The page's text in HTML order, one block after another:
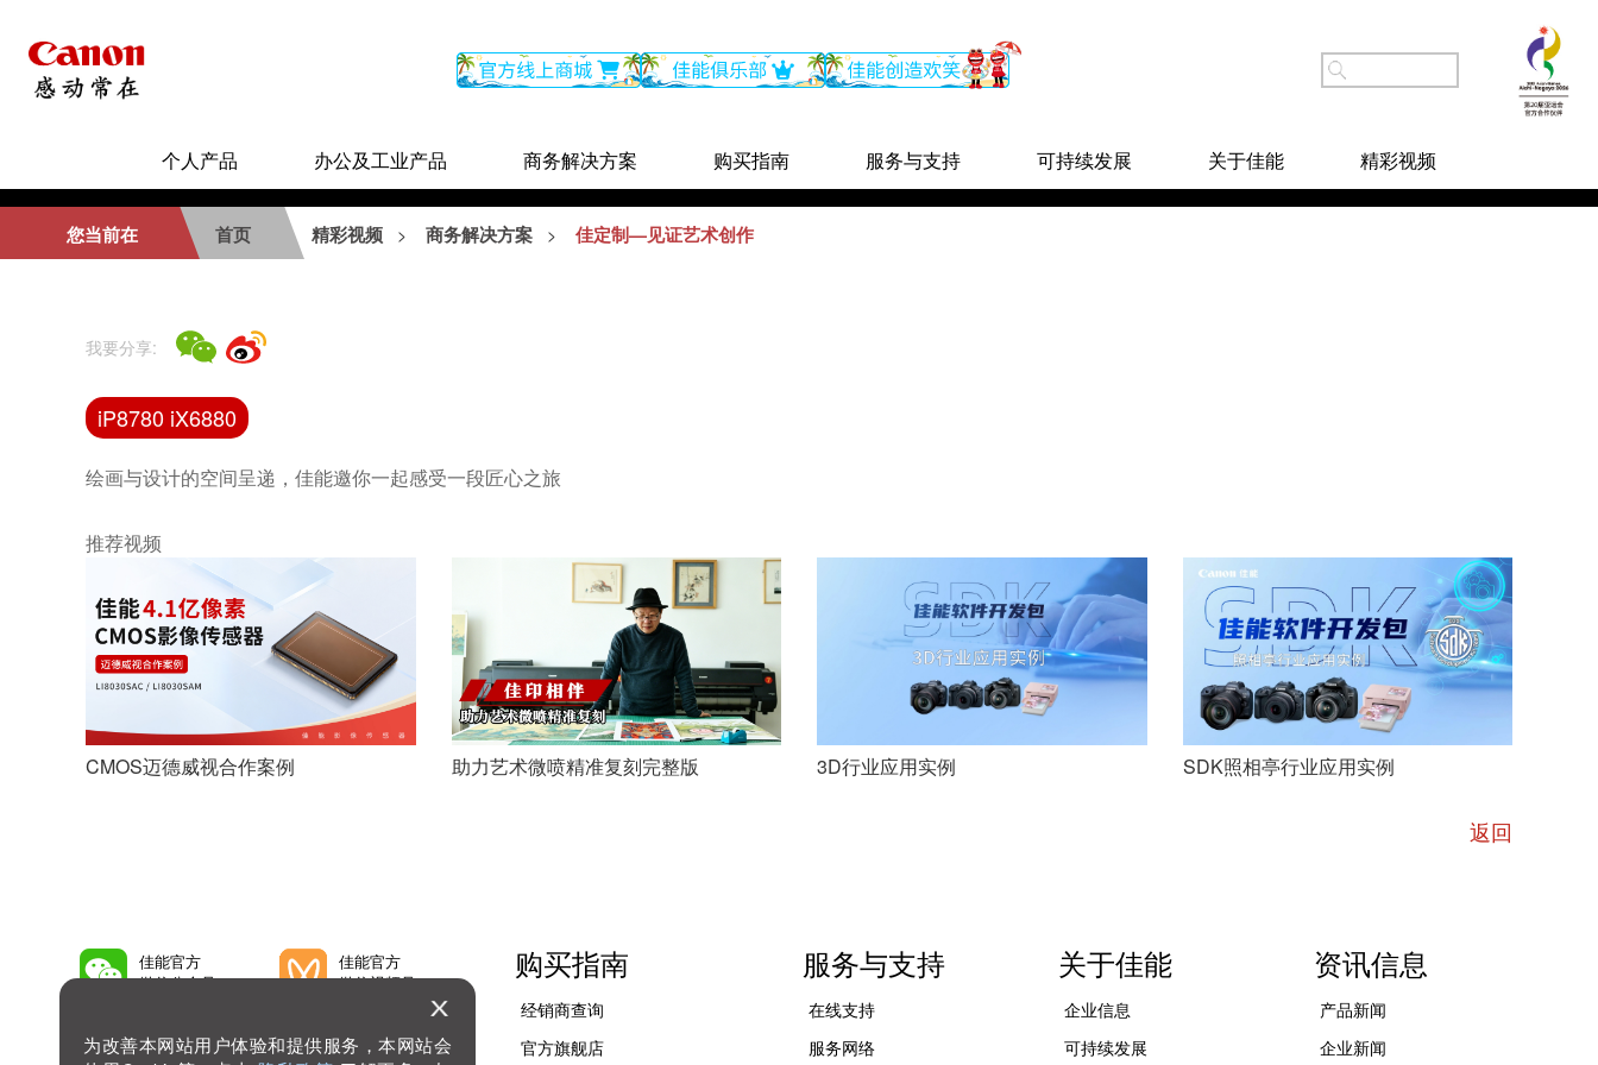
个人产品 办公及工业产品 商务解决方案 购买指南 服务与支持 可持续发展 关于佳能 精彩视频
为改善本网站用户体验和提供服务，本网站会
相关视频
SDK照相亭行业应用实例 佳能，为智能化物业保驾护航
佳能G680，助力原创设计师
勇敢做自己
Add Pagination
PIXC
您当前在 首页 精彩视频 > 商务解决方案 > 佳定制—见证艺术创作
我要分享:
iP8780 iX6880
绘画与设计的空间呈递，佳能邀你一起感受一段匠心之旅
推荐视频
CMOS迈德威视合作案例 助力艺术微喷精准复刻完整版 3D行业应用实例 SDK照相亭行业应用实例
返回
佳能官方
微信公众号
佳能官方
微信视频号
佳能官方
佳能官方
购买指南
经销商查询
官方旗舰店
服务与支持
在线支持
服务网络
关于佳能
企业信息
可持续发展
资讯信息
产品新闻
企业新闻